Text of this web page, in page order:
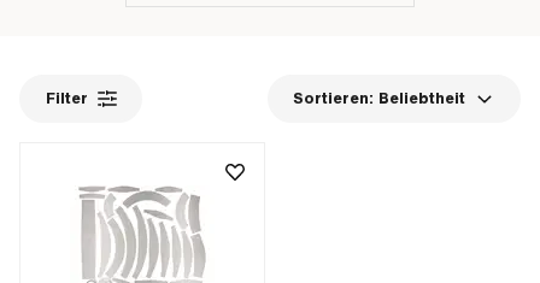
Filter Sortieren: Beliebtheit